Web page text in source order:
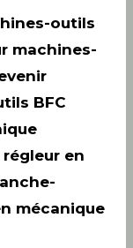
outils
machines-
BFC
en
mécanique